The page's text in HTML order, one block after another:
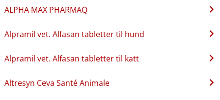
ALPHA MAX PHARMAQ
Alpramil vet. Alfasan tabletter til hund
Alpramil vet. Alfasan tabletter til katt
Altresyn Ceva Santé Animale